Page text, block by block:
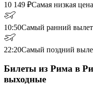
10 149 ₽Самая низкая цена
10:50Самый ранний вылет
22:20Самый поздний
Билеты из Рима в
выходные